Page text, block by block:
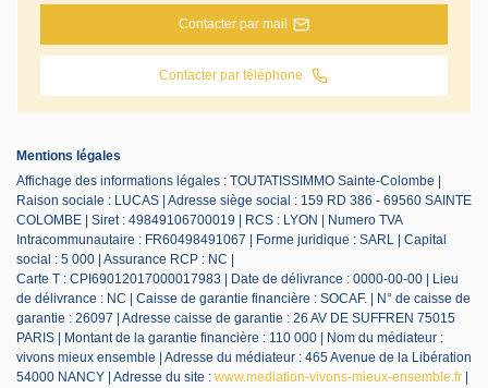
Contacter par mail
Contacter par téléphone
Mentions légales
Affichage des informations légales : TOUTATISSIMMO Sainte-Colombe |
Raison sociale : LUCAS | Adresse siège social : 159 RD 386 - 69560 SAINTE
COLOMBE | Siret : 49849106700019 | RCS : LYON | Numero TVA
Intracommunautaire : FR60498491067 | Forme juridique : SARL | Capital
social : 5 000 | Assurance RCP : NC |
Carte T : CPI69012017000017983 | Date de délivrance : 0000-00-00 | Lieu
de délivrance : NC | Caisse de garantie financière : SOCAF. | N° de caisse de
garantie : 26097 | Adresse caisse de garantie : 26 AV DE SUFFREN 75015
PARIS | Montant de la garantie financière : 110 000 | Nom du médiateur :
vivons mieux ensemble | Adresse du médiateur : 465 Avenue de la Libération
54000 NANCY | Adresse du site : www.mediation-vivons-mieux-ensemble.fr